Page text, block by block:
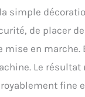
simple
de placer
mise en
Le
fine